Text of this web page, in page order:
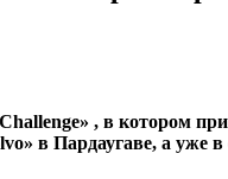
, в котором
в Пардаугаве, а уже